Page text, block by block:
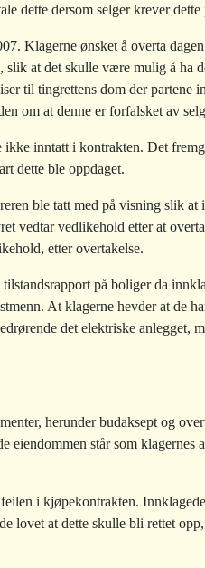
dette dersom selger krever
Klagerne ønsket å overta
at det skulle være mulig å ha
til tingrettens dom der partene
om at denne er forfalsket av
ikke inntatt i kontrakten. Det
dette ble oppdaget.
ble tatt med på visning slik at
vedtar vedlikehold etter at
etter overtakelse.
på boliger da
At klagerne hevder at de
det elektriske anlegget,
herunder budaksept og
eiendommen står som klagernes
i kjøpekontrakten.
lovet at dette skulle bli rettet